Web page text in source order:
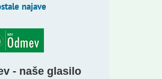
najave
- naše glasilo